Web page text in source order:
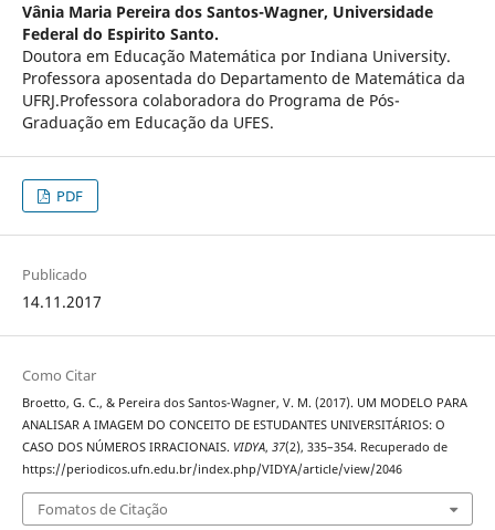
Vânia Maria Pereira dos Santos-Wagner, Universidade
Federal do Espirito Santo.
Doutora em Educação Matemática por Indiana University.
Professora aposentada do Departamento de Matemática da
UFRJ.Professora colaboradora do Programa de Pós-
Graduação em Educação da UFES.
PDF
Publicado
14.11.2017
Como Citar
Broetto, G. C., & Pereira dos Santos-Wagner, V. M. (2017). UM MODELO PARA
ANALISAR A IMAGEM DO CONCEITO DE ESTUDANTES UNIVERSITÁRIOS: O
CASO DOS NÚMEROS IRRACIONAIS. VIDYA, 37(2), 335–354. Recuperado de
https://periodicos.ufn.edu.br/index.php/VIDYA/article/view/2046
Fomatos de Citação